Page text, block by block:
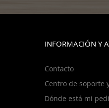
INFORMACIÓN Y
Contacto
Centro de soporte
Dónde está mi